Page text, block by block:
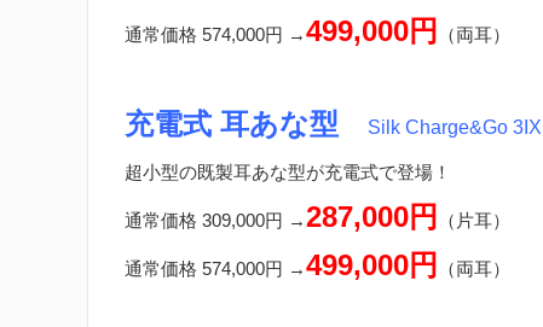
通常価格 574,000円 →499,000円 （両耳）
充電式 耳あな型 Silk Charge&Go 3IX
超小型の既製耳あな型が充電式で登場！
通常価格 309,000円 →287,000円 （片耳）
通常価格 574,000円 →499,000円 （両耳）